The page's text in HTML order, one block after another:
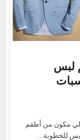
20 طقم لبس
رجالي مكون من أطقم
للخطوبة...